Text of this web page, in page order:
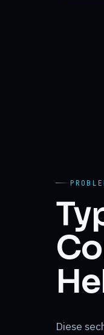
Diese